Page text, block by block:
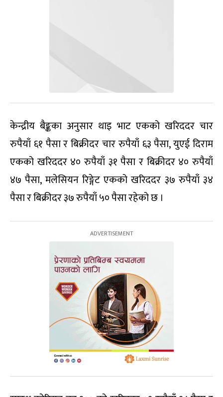
केन्द्रीय बैङ्कका अनुसार थाइ भाट एकको खरिददर चार
रुपैयाँ ६१ पैसा र बिक्रीदर चार रुपैयाँ ६३ पैसा, युएई दिराम
एकको खरिददर ४० रुपैयाँ ३१ पैसा र बिक्रीदर ४० रुपैयाँ
४७ पैसा, मलेसियन रिङ्गेट एकको खरिददर ३७ रुपैयाँ ३४
पैसा र बिक्रीदर ३७ रुपैयाँ ५० पैसा रहेको छ ।